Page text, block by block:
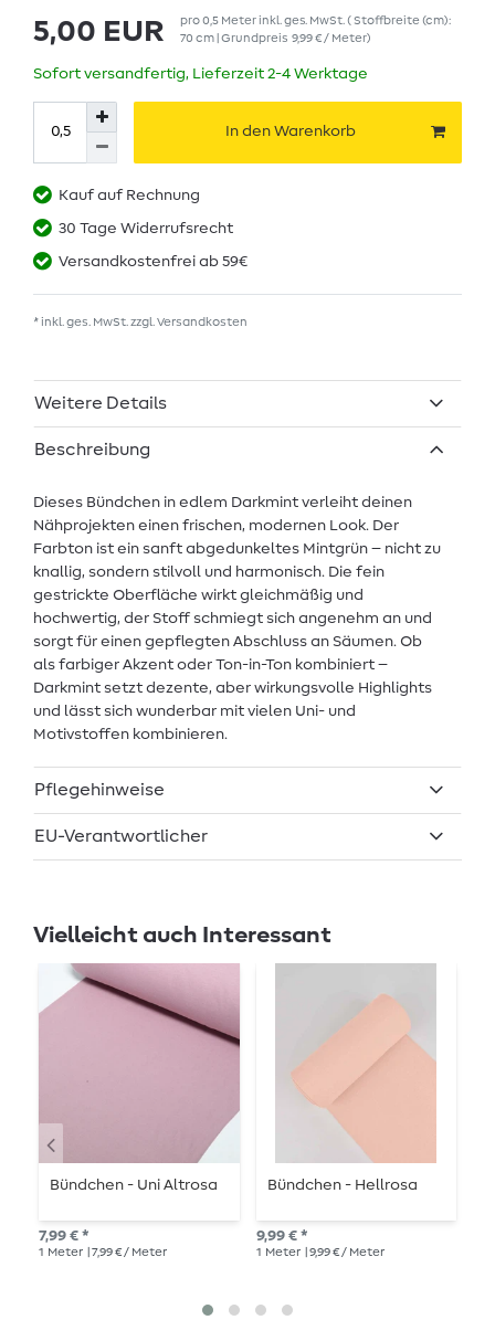
5,00 EUR pro0,5 Meterinkl. ges. MwSt. ( Stoffbreite (cm):
70 cm | Grundpreis 9,99 € / Meter)
Sofort versandfertig, Lieferzeit 2-4 Werktage
In den Warenkorb
Kauf auf Rechnung
30 Tage Widerrufsrecht
Versandkostenfrei ab 59€
* inkl. ges. MwSt. zzgl. Versandkosten
Weitere Details
Beschreibung
Dieses Bündchen in edlem Darkmint verleiht deinen
Nähprojekten einen frischen, modernen Look. Der
Farbton ist ein sanft abgedunkeltes Mintgrün – nicht zu
knallig, sondern stilvoll und harmonisch. Die fein
gestrickte Oberfläche wirkt gleichmäßig und
hochwertig, der Stoff schmiegt sich angenehm an und
sorgt für einen gepflegten Abschluss an Säumen. Ob
als farbiger Akzent oder Ton-in-Ton kombiniert –
Darkmint setzt dezente, aber wirkungsvolle Highlights
und lässt sich wunderbar mit vielen Uni- und
Motivstoffen kombinieren.
Pflegehinweise
EU-Verantwortlicher
Vielleicht auch Interessant
Bündchen - Uni Altrosa
7,99 € *
1 Meter | 7,99 € / Meter
Bündchen - Hellrosa
9,99 € *
1 Meter | 9,99 € / Meter